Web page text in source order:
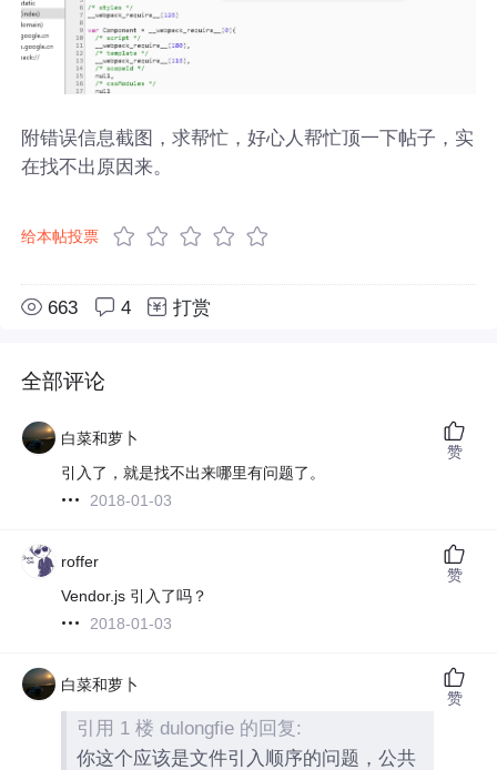
附错误信息截图，求帮忙，好心人帮忙顶一下帖子，实
在找不出原因来。
给本帖投票
663 4 打赏
全部评论
白菜和萝卜
引入了，就是找不出来哪里有问题了。
2018-01-03
赞
roffer
Vendor.js 引入了吗？
2018-01-03
赞
白菜和萝卜
引用 1 楼 dulongfie 的回复:
你这个应该是文件引入顺序的问题，公共
赞